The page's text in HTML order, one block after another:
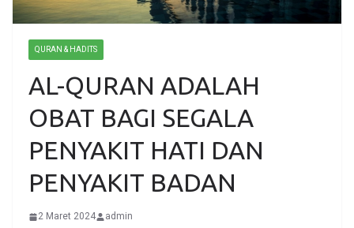
QURAN & HADITS
AL-QURAN ADALAH
OBAT BAGI SEGALA
PENYAKIT HATI DAN
PENYAKIT BADAN
2 Maret 2024 admin